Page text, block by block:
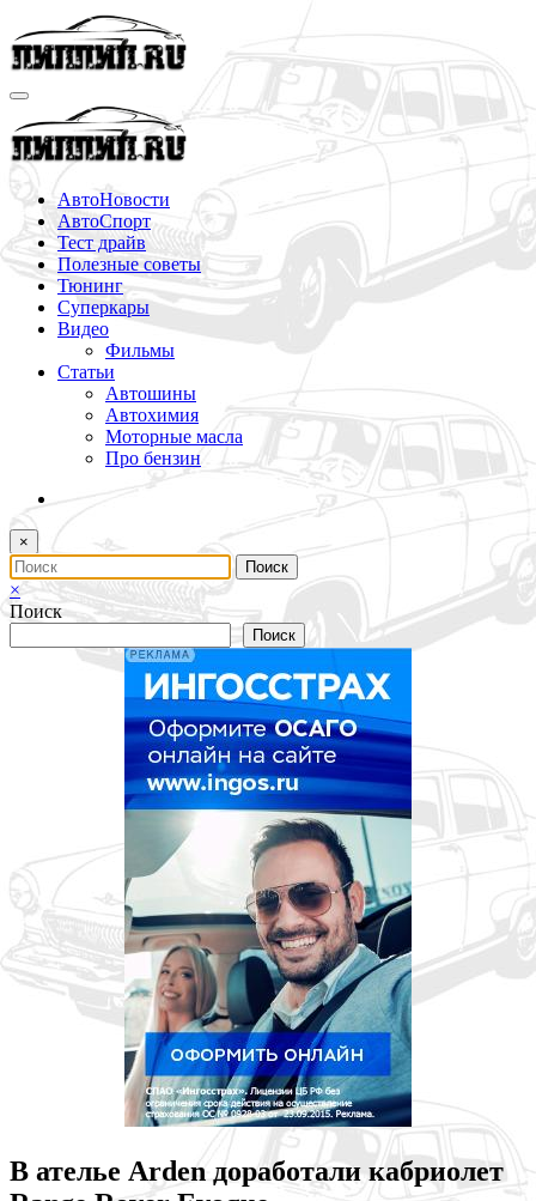
Перейти
к
содержимому
АвтоНовости
АвтоСпорт
Тест драйв
Полезные советы
Тюнинг
Суперкары
Видео
Фильмы
Статьи
Автошины
Автохимия
Моторные масла
Про бензин
×
×
Поиск
Поиск
В ателье Arden доработали кабриолет